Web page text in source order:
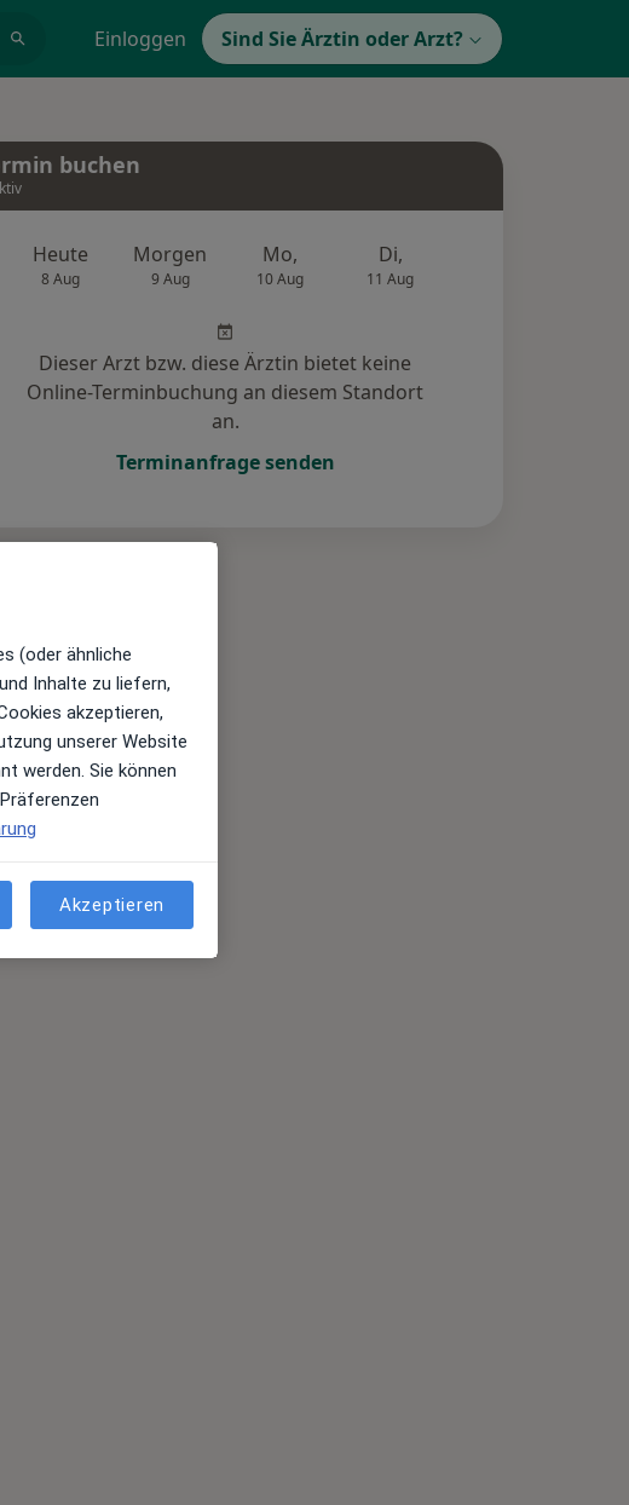
Einloggen Sind Sie Ärztin oder Arzt?
buchen
Heute
8 Aug
Morgen
9 Aug
Mo,
10 Aug
Di,
11 Aug
Dieser Arzt bzw. diese Ärztin bietet keine
Online-Terminbuchung an diesem Standort
an.
Terminanfrage senden
(oder ähnliche
Inhalte zu liefern,
akzeptieren,
unserer Website
werden. Sie können
Akzeptieren